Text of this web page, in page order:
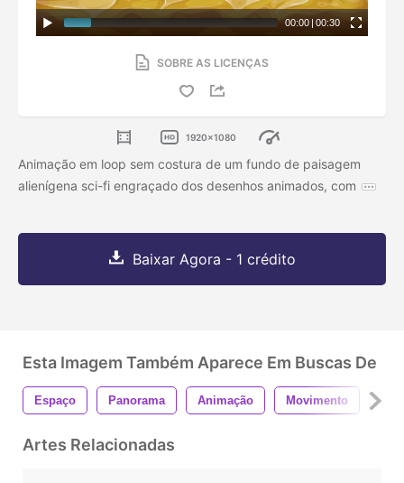
00:00 | 00:30
SOBRE AS LICENÇAS
1920x1080
Animação em loop sem costura de um fundo de paisagem
alienígena sci-fi engraçado dos desenhos animados, com
Baixar Agora - 1 crédito
Esta Imagem Também Aparece Em Buscas De
Espaço Panorama Animação Movimento
Artes Relacionadas